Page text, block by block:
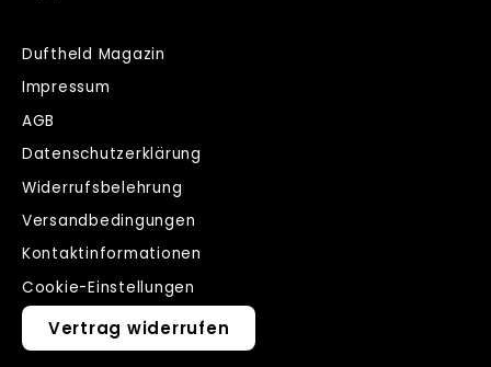
Duftheld Magazin
Impressum
AGB
Datenschutzerklärung
Widerrufsbelehrung
Versandbedingungen
Kontaktinformationen
Cookie-Einstellungen
Vertrag widerrufen